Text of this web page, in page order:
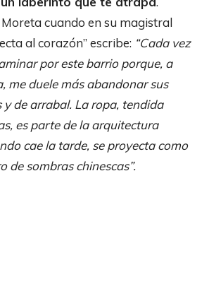
cuando en su magistral
al corazón” escribe: “Cada vez
por este barrio porque, a
me duele más abandonar sus
y de arrabal. La ropa, tendida
es parte de la arquitectura
cae la tarde, se proyecta como
de sombras chinescas”.